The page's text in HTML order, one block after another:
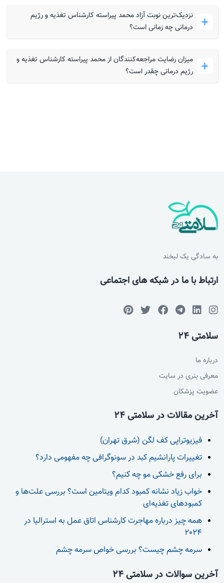
نزدیک‌ترین نوبت آزاد محمد پیراسته کارشناس تغذیه و رژیم
درمانی چه زمانی است؟
میزان رضایت مراجعه‌کنندگان از محمد پیراسته کارشناس تغذیه و
رژیم درمانی چقدر است؟
به سادگی یک لبخند
ارتباط با ما در شبکه های اجتماعی
سلامتی 24
درباره ما
معرفی بنری در سایت
عضویت پزشکان
آخرین مقالات در سلامتی 24
فیزیوتراپی کف لگن (شرق تهران)
تغییرات پارانشیم کبد در سونوگرافی چه مفهومی دارد؟
برای رفع خشکی مو چه کنیم؟
خواب زیاد نشانه کمبود کدام ویتامین است؟ بررسی علت‌ها و
کمبودهای تغذیه‌ای
همه چیز درباره مهاجرت کارشناس اتاق عمل به استرالیا در
2024
سرمه چشم چیست؟ بررسی خواص سرمه چشم
آخرین سوالات در سلامتی 24